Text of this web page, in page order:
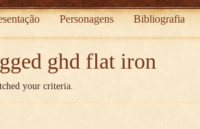
Personagens Bibliografia
ghd flat iron
your criteria.